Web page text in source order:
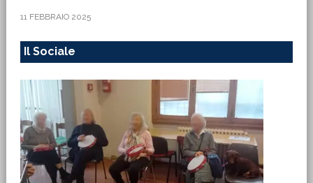
11 FEBBRAIO 2025
Il Sociale